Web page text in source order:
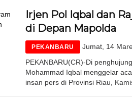
Irjen Pol Iqbal dan
di Depan Mapolda
PEKANBARU
Jumat, 14
PEKANBARU(CR)-Di
Mohammad Iqbal menggelar
insan pers di Provinsi Riau,